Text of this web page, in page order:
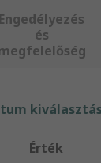
Engedélyezés
és
Érték